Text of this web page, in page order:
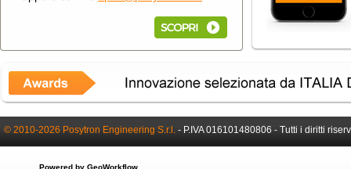
© 2010-2026 Posytron Engineering S.r.l. - P.IVA 016101480806 - Tutti i diritti
Powered by GeoWorkflow